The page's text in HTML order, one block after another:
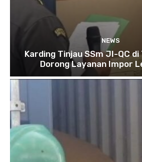
NEWS
Karding Tinjau SSm JI-QC di
Dorong Layanan Impor